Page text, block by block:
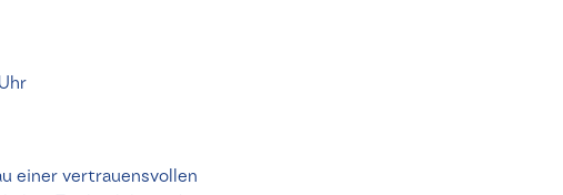
einer vertrauensvollen